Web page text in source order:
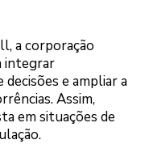
a corporação
integrar
decisões e ampliar a
Assim,
em situações de